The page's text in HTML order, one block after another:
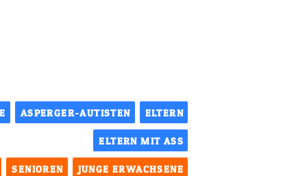
ASPERGER-AUTISTEN ELTERN
ELTERN MIT ASS
SENIOREN JUNGE ERWACHSENE